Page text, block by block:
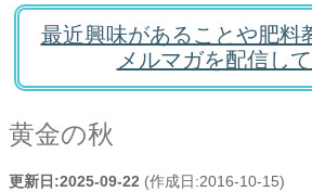
最近興味があることや肥料
メルマガを配信し
黄金の秋
更新日:2025-09-22 (作成日:2016-10-15)